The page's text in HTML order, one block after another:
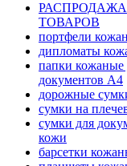
РАСПРОДАЖА
ТОВАРОВ
портфели
дипломаты
папки кожаные
документов А4
дорожные
сумки на
сумки для
кожи
барсетки